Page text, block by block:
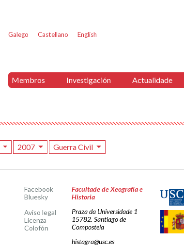
Galego Castellano English
Membros Investigación Actualidade
2007 Guerra Civil
Facebook
Bluesky
Aviso legal
Licenza
Colofón
Facultade de Xeografía e
Historia
Praza da Universidade 1
15782. Santiago de
Compostela
histagra@usc.es